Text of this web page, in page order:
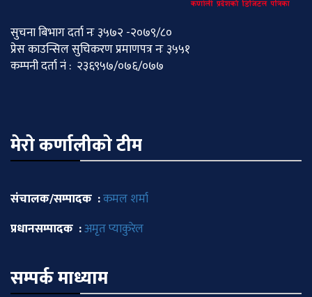
सुचना बिभाग दर्ता नः ३५७२ -२०७९/८०
प्रेस काउन्सिल सुचिकरण प्रमाणपत्र नः ३५५१
कम्पनी दर्ता नं : २३६९५७/०७६/०७७
मेराे कर्णालीकाे टीम
संचालक/सम्पादक :कमल शर्मा
प्रधानसम्पादक :अमृत प्याकुरेल
सम्पर्क माध्याम